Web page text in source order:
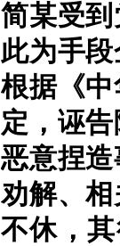
简某受
此为手
根据《
定，诬
恶意捏
劝解、
不休，